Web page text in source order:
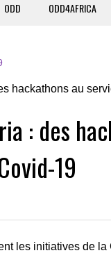
ODD ODD4AFRICA
: des
19
les initiatives de